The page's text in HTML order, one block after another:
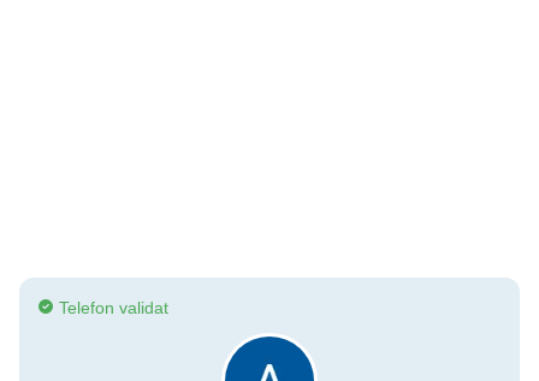
Telefon validat